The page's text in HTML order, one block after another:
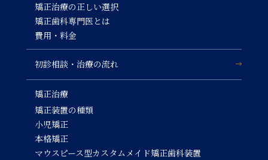
矯正治療の正しい選択
矯正歯科専門医とは
費用・料金
初診相談・治療の流れ
矯正治療
矯正装置の種類
小児矯正
本格矯正
マウスピース型カスタムメイド矯正歯科装置